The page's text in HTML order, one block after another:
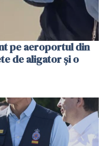
pe aeroportul din
de aligator și o